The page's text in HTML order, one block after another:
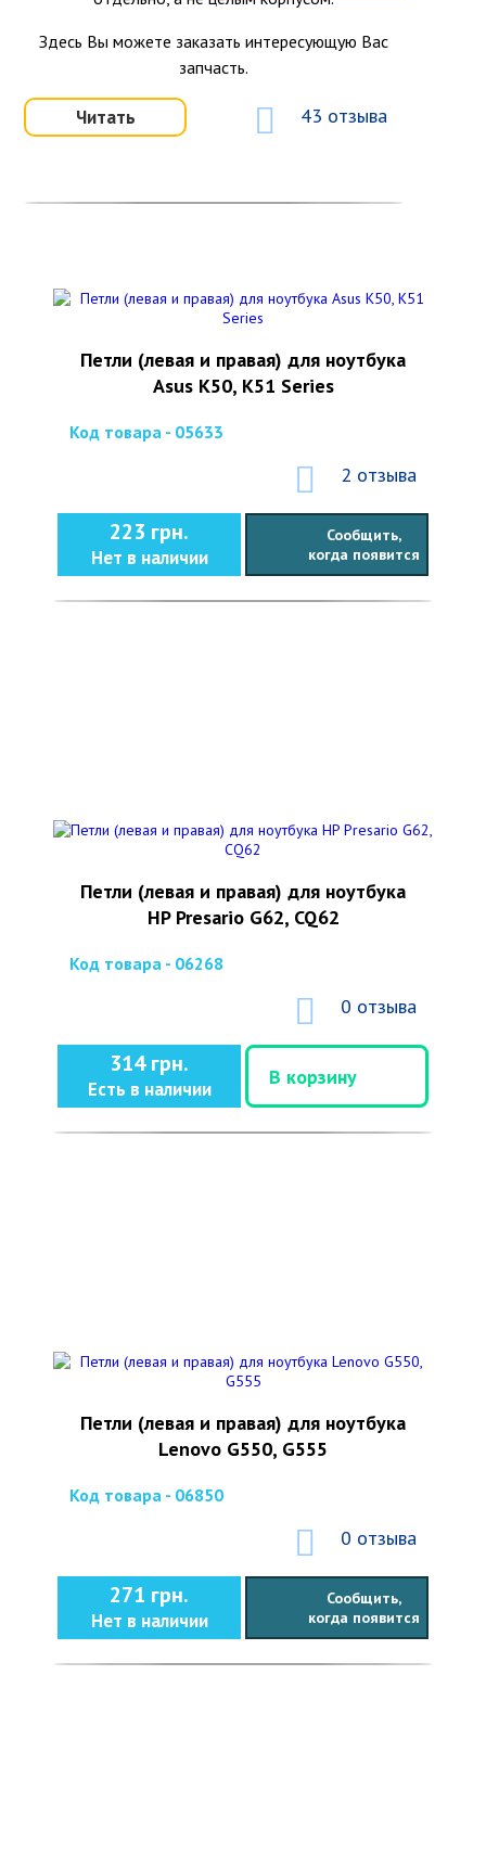
Здесь Вы можете заказать интересующую Вас
запчасть.
Читать 43 отзыва
Петли (левая и правая) для ноутбука
Asus K50, K51 Series
Код товара - 05633
2 отзыва
223 грн.
Нет в наличии
Сообщить,
когда появится
Петли (левая и правая) для ноутбука
HP Presario G62, CQ62
Код товара - 06268
0 отзыва
314 грн.
Есть в наличии
В корзину
Петли (левая и правая) для ноутбука
Lenovo G550, G555
Код товара - 06850
0 отзыва
271 грн.
Нет в наличии
Сообщить,
когда появится